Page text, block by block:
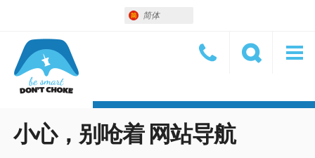
简体
小心，别呛着 网站导航